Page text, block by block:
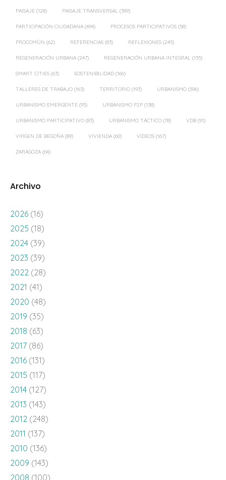
PAISAJE (128) PAISAJE TRANSVERSAL (399)
PARTICIPACIÓN CIUDADANA (494) PROCESOS PARTICIPATIVOS (58)
PROCOMÚN (62) REFERENCIAS (83) REFLEXIONES (245)
REGENERACIÓN URBANA (247) REGENERACIÓN URBANA INTEGRAL (135)
SMART CITIES (63) SOSTENIBILIDAD (166)
TALLERES DE TRABAJO (163) TERRITORIO (193) URBANISMO (596)
URBANISMO EMERGENTE (95) URBANISMO P2P (138)
URBANISMO PARTICIPATIVO (83) URBANISMO TÁCTICO (78) VDB (91)
VIRGEN DE BEGOÑA (89) VIVIENDA (60) VÍDEOS (167)
ZARAGOZA (64)
Archivo
2026 (16)
2025 (18)
2024 (39)
2023 (39)
2022 (28)
2021 (41)
2020 (48)
2019 (35)
2018 (63)
2017 (86)
2016 (131)
2015 (117)
2014 (127)
2013 (143)
2012 (248)
2011 (137)
2010 (136)
2009 (143)
2008 (100)